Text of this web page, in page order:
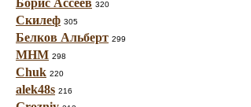
Борис Ассеев 320
Скилеф 305
Белков Альберт 299
МНМ 298
Chuk 220
alek48s 216